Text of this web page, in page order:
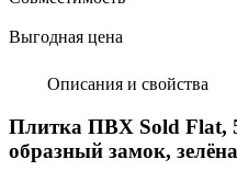
Выгодная цена
Описания и свойства
Плитка ПВХ Sold Flat,
образный замок,